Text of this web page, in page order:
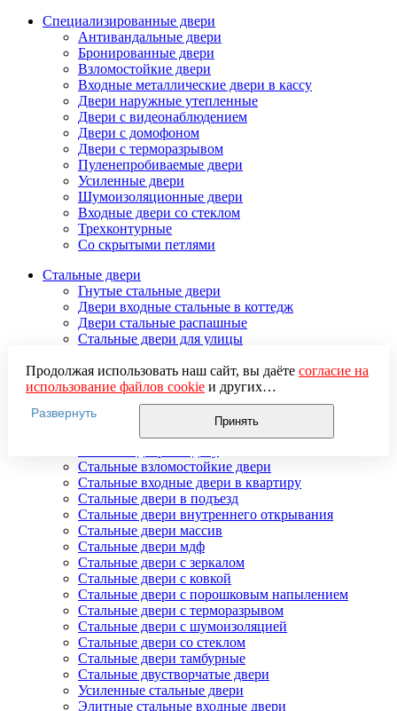
Специализированные двери
Антивандальные двери
Бронированные двери
Взломостойкие двери
Входные металлические двери в кассу
Двери наружные утепленные
Двери с видеонаблюдением
Двери с домофоном
Двери с терморазрывом
Пуленепробиваемые двери
Усиленные двери
Шумоизоляционные двери
Входные двери со стеклом
Трехконтурные
Со скрытыми петлями
Стальные двери
Гнутые стальные двери
Двери входные стальные в коттедж
Двери стальные распашные
Стальные двери для улицы
Дверь стальная двупольная
Наружные стальные двери
Недорогие стальные двери
Распродажа стальных дверей
Стальная дверь в дом
Стальные взломостойкие двери
Стальные входные двери в квартиру
Стальные двери в подъезд
Стальные двери внутреннего открывания
Стальные двери массив
Стальные двери мдф
Стальные двери с зеркалом
Стальные двери с ковкой
Стальные двери с порошковым напылением
Стальные двери с терморазрывом
Стальные двери с шумоизоляцией
Стальные двери со стеклом
Стальные двери тамбурные
Стальные двустворчатые двери
Усиленные стальные двери
Элитные стальные входные двери
Продолжая использовать наш сайт, вы даёте согласие на
использование файлов cookieи других
пользовательских данных (включая IP-адрес, сведения о
местоположении, устройстве, действиях на сайте и т. п.)
для функционирования сайта, проведения
использования систем аналитики (например,
Яндекс.Метрика), в соответствии с нашейПолитикой
обработки персональных данных.
Если вы не хотите, чтобы ваши данные обрабатывались,
настройте ограничения в браузере или покиньте сайт.
Развернуть
Принять